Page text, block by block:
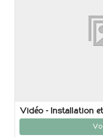
Vidéo - Installation